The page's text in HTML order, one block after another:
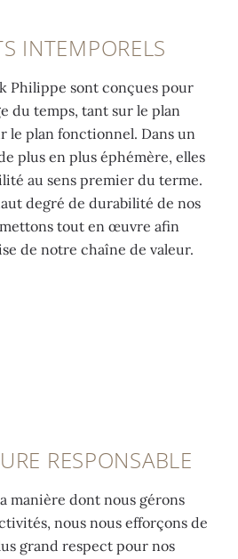
INTEMPORELS
Philippe sont conçues pour
du temps, tant sur le plan
le plan fonctionnel. Dans un
plus en plus éphémère, elles
au sens premier du terme.
degré de durabilité de nos
tout en œuvre afin
de notre chaîne de valeur.
RESPONSABLE
manière dont nous gérons
nous nous efforçons de
grand respect pour nos